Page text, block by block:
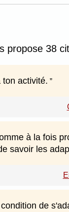
propose 38
ton activité.
à la fois
savoir les
de